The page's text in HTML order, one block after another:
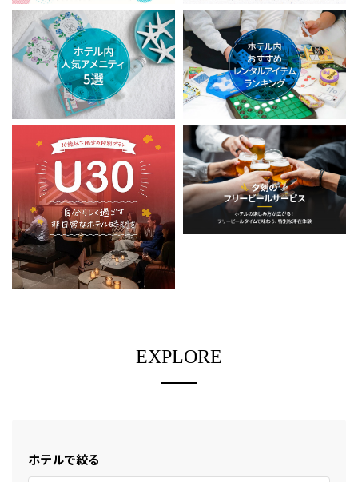
EXPLORE
ホテルで絞る